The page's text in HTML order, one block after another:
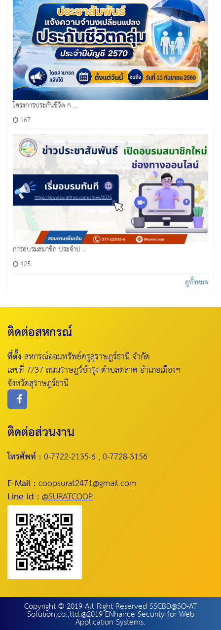
โครงการประกันชีวิต ก ...
167
การอบรมสมาชิก ประจำป ...
425
ดูทั้งหมด
ติดต่อสหกรณ์
ที่ตั้งสหกรณ์ออมทรัพย์ครูสุราษฎร์ธานี จำกัด
เลขที่ 7/37 ถนนราษฎร์บำรุง ตำบลตลาด อำเภอเมืองฯ
จังหวัดสุราษฎร์ธานี
ติดต่อส่วนงาน
โทรศัพท์ :0-7722-2135-6 , 0-7728-3156
E-Mail :coopsurat2471@gmail.com
Line id :@SURATCOOP
Copyright © 2019 All Right Reserved SSCBD@SO-AT
Solution.co.,ltd.@2019 ENhance Security for Web
Application Systems.